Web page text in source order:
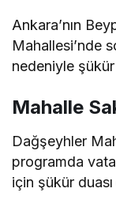
Ankara’nın
Mahallesi’nde
nedeniyle şükür
Mahalle
Dağşeyhler
programda
için şükür